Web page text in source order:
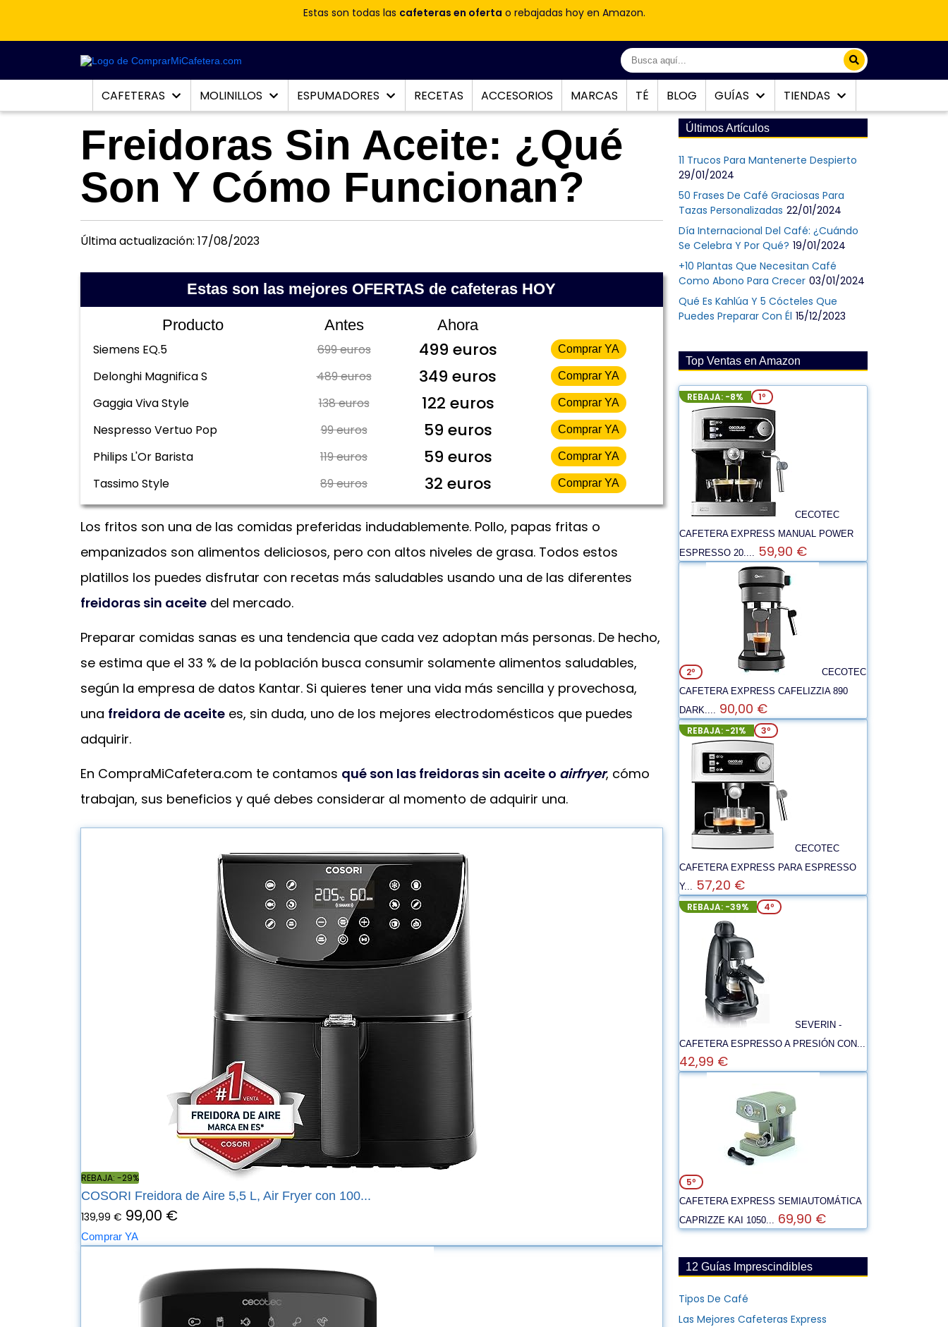
Estas son todas las cafeteras en oferta o rebajadas hoy en Amazon.
CAFETERAS MOLINILLOS ESPUMADORES RECETAS ACCESORIOS MARCAS TÉ BLOG GUÍAS TIENDAS
Freidoras Sin Aceite: ¿Qué
Son Y Cómo Funcionan?
Última actualización: 17/08/2023
Estas son las mejores OFERTAS de cafeteras HOY
Producto Antes Ahora
Siemens EQ.5 699 euros 499 euros Comprar YA
Delonghi Magnifica S 489 euros 349 euros Comprar YA
Gaggia Viva Style 138 euros 122 euros Comprar YA
Nespresso Vertuo Pop 99 euros 59 euros Comprar YA
Philips L'Or Barista 119 euros 59 euros Comprar YA
Tassimo Style 89 euros 32 euros Comprar YA
Los fritos son una de las comidas preferidas indudablemente. Pollo, papas fritas o
empanizados son alimentos deliciosos, pero con altos niveles de grasa. Todos estos
platillos los puedes disfrutar con recetas más saludables usando una de las diferentes
freidoras sin aceite del mercado.
Preparar comidas sanas es una tendencia que cada vez adoptan más personas. De hecho,
se estima que el 33 % de la población busca consumir solamente alimentos saludables,
según la empresa de datos Kantar. Si quieres tener una vida más sencilla y provechosa,
una freidora de aceite es, sin duda, uno de los mejores electrodomésticos que puedes
adquirir.
En CompraMiCafetera.com te contamos qué son las freidoras sin aceite o airfryer, cómo
trabajan, sus beneficios y qué debes considerar al momento de adquirir una.
REBAJA: -29%
COSORI Freidora de Aire 5,5 L, Air Fryer con 100...
139,99 € 99,00 €
Comprar YA
Últimos Artículos
11 Trucos Para Mantenerte Despierto
29/01/2024
50 Frases De Café Graciosas Para
Tazas Personalizadas 22/01/2024
Día Internacional Del Café: ¿Cuándo
Se Celebra Y Por Qué? 19/01/2024
+10 Plantas Que Necesitan Café
Como Abono Para Crecer 03/01/2024
Qué Es Kahlúa Y 5 Cócteles Que
Puedes Preparar Con Él 15/12/2023
Top Ventas en Amazon
REBAJA: -8% 1º
CECOTEC
CAFETERA EXPRESS MANUAL POWER
ESPRESSO 20.... 59,90 €
2º
CECOTEC
CAFETERA EXPRESS CAFELIZZIA 890
DARK.... 90,00 €
REBAJA: -21% 3º
CECOTEC
CAFETERA EXPRESS PARA ESPRESSO
Y... 57,20 €
REBAJA: -39% 4º
SEVERIN -
CAFETERA ESPRESSO A PRESIÓN CON...
42,99 €
5º
CAFETERA EXPRESS SEMIAUTOMÁTICA
CAPRIZZE KAI 1050... 69,90 €
12 Guías Imprescindibles
Tipos De Café
Las Mejores Cafeteras Express